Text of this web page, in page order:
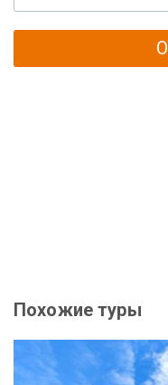
Похожие туры